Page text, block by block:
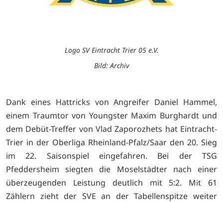
Logo SV Eintracht Trier 05 e.V.
Bild: Archiv
Dank eines Hattricks von Angreifer Daniel Hammel,
einem Traumtor von Youngster Maxim Burghardt und
dem Debüt-Treffer von Vlad Zaporozhets hat Eintracht-
Trier in der Oberliga Rheinland-Pfalz/Saar den 20. Sieg
im 22. Saisonspiel eingefahren. Bei der TSG
Pfeddersheim siegten die Moselstädter nach einer
überzeugenden Leistung deutlich mit 5:2. Mit 61
Zählern zieht der SVE an der Tabellenspitze weiter